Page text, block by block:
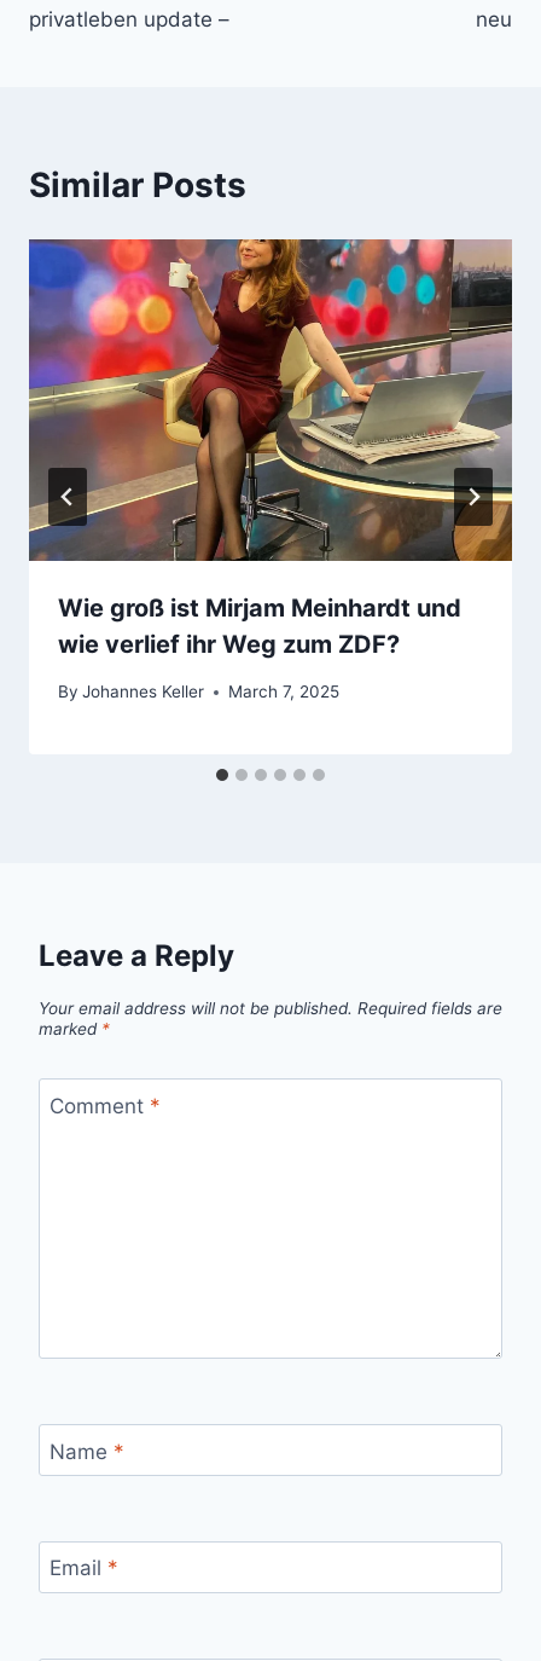
privatleben update –
neu
Similar Posts
Wie groß ist Mirjam Meinhardt und
wie verlief ihr Weg zum ZDF?
By Johannes Keller March 7, 2025
Leave a Reply
Your email address will not be published. Required fields are
marked *
Comment *
Name *
Email *